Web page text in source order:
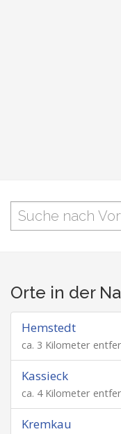
Orte in der
Hemstedt
ca. 3 Kilometer
Kassieck
ca. 4 Kilometer
Kremkau